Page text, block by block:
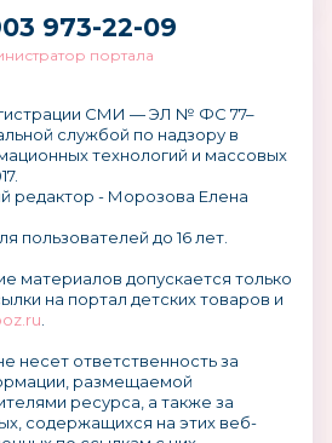
973-22-09
портала
СМИ — ЭЛ № ФС 77–
службой по надзору в
технологий и массовых
редактор - Морозова Елена
пользователей до 16 лет.
материалов допускается только
на портал детских товаров и
несет ответственность за
размещаемой
ресурса, а также за
содержащихся на этих веб-